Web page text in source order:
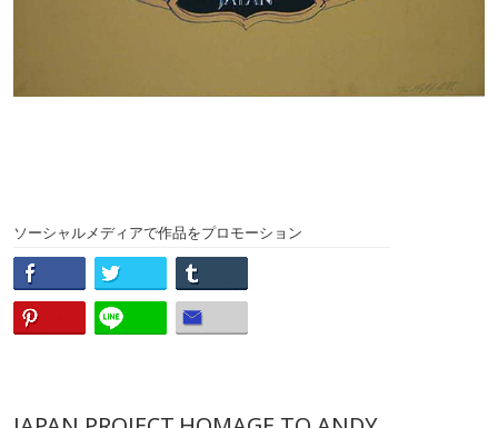
ソーシャルメディアで作品をプロモーション